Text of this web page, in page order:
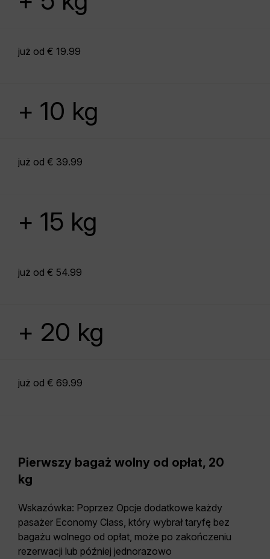
już od € 19.99
+ 10 kg
już od € 39.99
+ 15 kg
już od € 54.99
+ 20 kg
już od € 69.99
Pierwszy bagaż wolny od opłat, 20
kg
Wskazówka: Poprzez Opcje dodatkowe każdy
pasażer Economy Class, który wybrał taryfę bez
bagażu wolnego od opłat, może po zakończeniu
rezerwacji lub później jednorazowo